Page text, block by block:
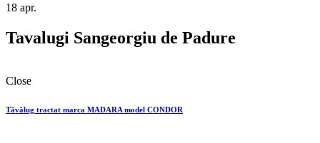
18 apr.
Tavalugi Sangeorgiu de Padure
Close
Tăvălug tractat marca MADARA model CONDOR